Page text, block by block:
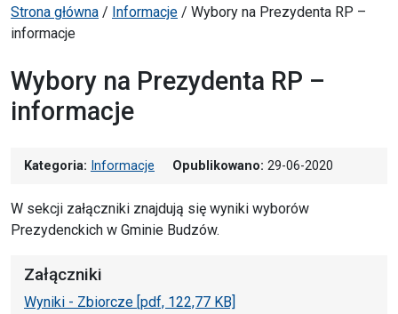
Ścieżka powrotu
Strona główna / Informacje / Wybory na Prezydenta RP –
informacje
Wybory na Prezydenta RP –
informacje
Kategoria: Informacje Opublikowano: 29-06-2020
W sekcji załączniki znajdują się wyniki wyborów
Prezydenckich w Gminie Budzów.
Załączniki
Wyniki - Zbiorcze [pdf, 122,77 KB]